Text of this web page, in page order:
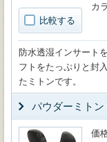
比較する
カ
防水透湿インサート
フトをたっぷりと封
たミトンです。
パウダーミトン
価